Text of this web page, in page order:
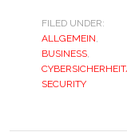
FILED UNDER:
ALLGEMEIN,
BUSINESS,
SECURITY